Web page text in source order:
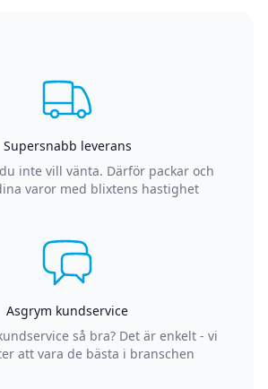
Supersnabb leverans
inte vill vänta. Därför packar och
varor med blixtens hastighet
Asgrym kundservice
så bra? Det är enkelt - vi
att vara de bästa i branschen